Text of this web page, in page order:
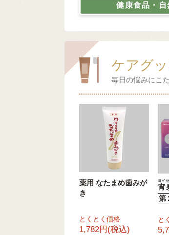
健康食品・
ケアグ
毎日の悩みにこ
薬用 なたまめ歯みが
き
とくとく価格
1,782円(税込)
宵
ヨイ
第
と